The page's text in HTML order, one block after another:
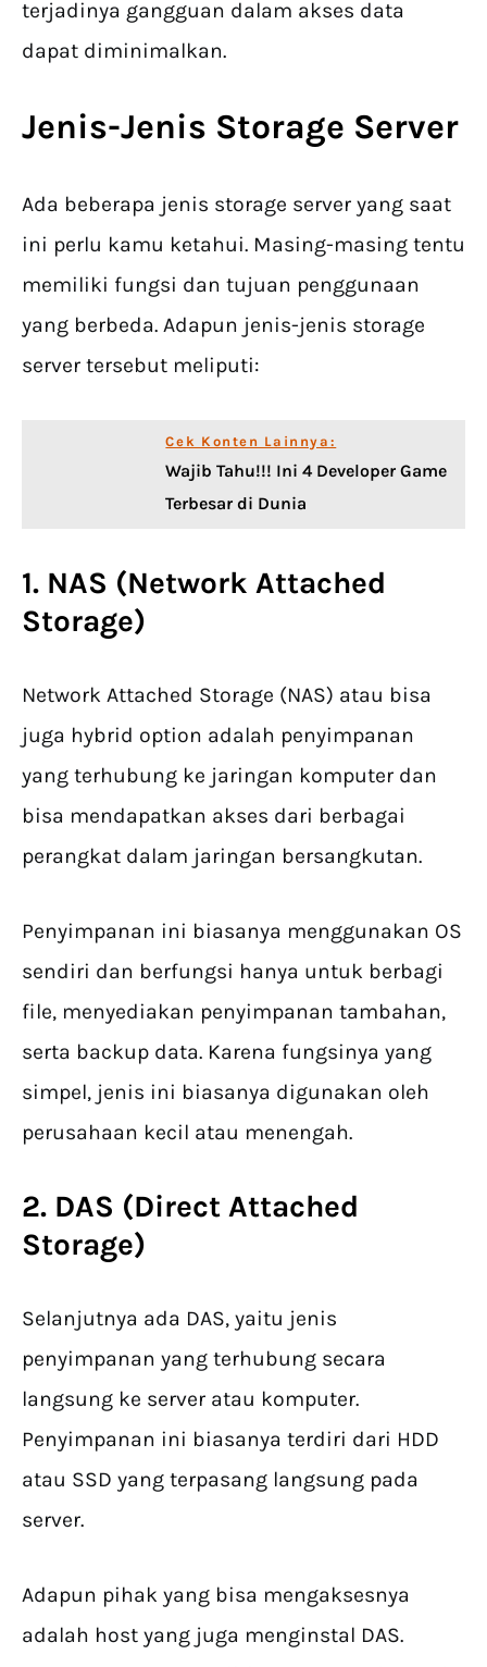
terjadinya gangguan dalam akses data
dapat diminimalkan.
Jenis-Jenis Storage Server
Ada beberapa jenis storage server yang saat
ini perlu kamu ketahui. Masing-masing tentu
memiliki fungsi dan tujuan penggunaan
yang berbeda. Adapun jenis-jenis storage
server tersebut meliputi:
Cek Konten Lainnya:
Wajib Tahu!!! Ini 4 Developer Game
Terbesar di Dunia
1. NAS (Network Attached
Storage)
Network Attached Storage (NAS) atau bisa
juga hybrid option adalah penyimpanan
yang terhubung ke jaringan komputer dan
bisa mendapatkan akses dari berbagai
perangkat dalam jaringan bersangkutan.
Penyimpanan ini biasanya menggunakan OS
sendiri dan berfungsi hanya untuk berbagi
file, menyediakan penyimpanan tambahan,
serta backup data. Karena fungsinya yang
simpel, jenis ini biasanya digunakan oleh
perusahaan kecil atau menengah.
2. DAS (Direct Attached
Storage)
Selanjutnya ada DAS, yaitu jenis
penyimpanan yang terhubung secara
langsung ke server atau komputer.
Penyimpanan ini biasanya terdiri dari HDD
atau SSD yang terpasang langsung pada
server.
Adapun pihak yang bisa mengaksesnya
adalah host yang juga menginstal DAS.